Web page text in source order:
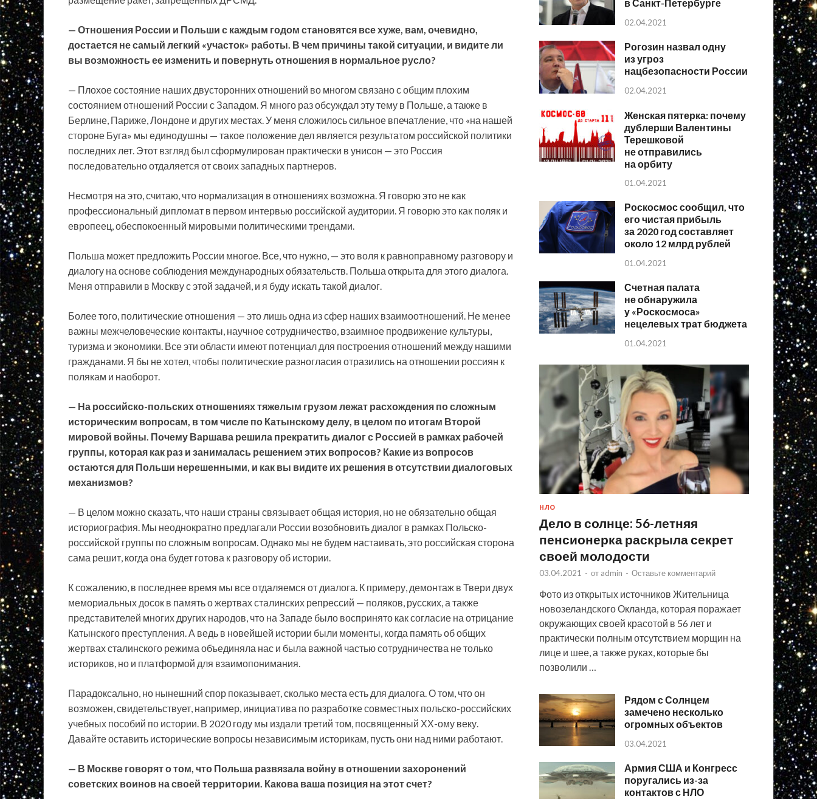
— Отношения России и Польши с каждым годом становятся все хуже, вам, очевидно,
достается не самый легкий «участок» работы. В чем причины такой ситуации, и видите ли
вы возможность ее изменить и повернуть отношения в нормальное русло?
— Плохое состояние наших двусторонних отношений во многом связано с общим плохим
состоянием отношений России с Западом. Я много раз обсуждал эту тему в Польше, а также в
Берлине, Париже, Лондоне и других местах. У меня сложилось сильное впечатление, что «на нашей
стороне Буга» мы единодушны — такое положение дел является результатом российской политики
последних лет. Этот взгляд был сформулирован практически в унисон — это Россия
последовательно отдаляется от своих западных партнеров.
Несмотря на это, считаю, что нормализация в отношениях возможна. Я говорю это не как
профессиональный дипломат в первом интервью российской аудитории. Я говорю это как поляк и
европеец, обеспокоенный мировыми политическими трендами.
Польша может предложить России многое. Все, что нужно, — это воля к равноправному разговору и
диалогу на основе соблюдения международных обязательств. Польша открыта для этого диалога.
Меня отправили в Москву с этой задачей, и я буду искать такой диалог.
Более того, политические отношения — это лишь одна из сфер наших взаимоотношений. Не менее
важны межчеловеческие контакты, научное сотрудничество, взаимное продвижение культуры,
туризма и экономики. Все эти области имеют потенциал для построения отношений между нашими
гражданами. Я бы не хотел, чтобы политические разногласия отразились на отношении россиян к
полякам и наоборот.
— На российско-польских отношениях тяжелым грузом лежат расхождения по сложным
историческим вопросам, в том числе по Катынскому делу, в целом по итогам Второй
мировой войны. Почему Варшава решила прекратить диалог с Россией в рамках рабочей
группы, которая как раз и занималась решением этих вопросов? Какие из вопросов
остаются для Польши нерешенными, и как вы видите их решения в отсутствии диалоговых
механизмов?
— В целом можно сказать, что наши страны связывает общая история, но не обязательно общая
историография. Мы неоднократно предлагали России возобновить диалог в рамках Польско-
российской группы по сложным вопросам. Однако мы не будем настаивать, это российская сторона
сама решит, когда она будет готова к разговору об истории.
К сожалению, в последнее время мы все отдаляемся от диалога. К примеру, демонтаж в Твери двух
мемориальных досок в память о жертвах сталинских репрессий — поляков, русских, а также
представителей многих других народов, что на Западе было воспринято как согласие на отрицание
Катынского преступления. А ведь в новейшей истории были моменты, когда память об общих
жертвах сталинского режима объединяла нас и была важной частью сотрудничества не только
историков, но и платформой для взаимопонимания.
Парадоксально, но нынешний спор показывает, сколько места есть для диалога. О том, что он
возможен, свидетельствует, например, инициатива по разработке совместных польско-российских
учебных пособий по истории. В 2020 году мы издали третий том, посвященный ХХ-ому веку.
Давайте оставить исторические вопросы независимым историкам, пусть они над ними работают.
— В Москве говорят о том, что Польша развязала войну в отношении захоронений
советских воинов на своей территории. Какова ваша позиция на этот счет?
в Санкт-Петербурге
02.04.2021
Рогозин назвал одну
из угроз
нацбезопасности России
02.04.2021
Женская пятерка: почему
дублерши Валентины
Терешковой
не отправились
на орбиту
01.04.2021
Роскосмос сообщил, что
его чистая прибыль
за 2020 год составляет
около 12 млрд рублей
01.04.2021
Счетная палата
не обнаружила
у «Роскосмоса»
нецелевых трат бюджета
01.04.2021
НЛО
Дело в солнце: 56-летняя
пенсионерка раскрыла секрет
своей молодости
03.04.2021 - от admin - Оставьте комментарий
Фото из открытых источников Жительница
новозеландского Окланда, которая поражает
окружающих своей красотой в 56 лет и
практически полным отсутствием морщин на
лице и шее, а также руках, которые бы
позволили …
Рядом с Солнцем
замечено несколько
огромных объектов
03.04.2021
Армия США и Конгресс
поругались из-за
контактов с НЛО